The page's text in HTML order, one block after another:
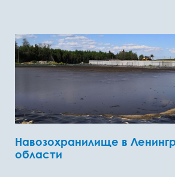
Навозохранилище в
области